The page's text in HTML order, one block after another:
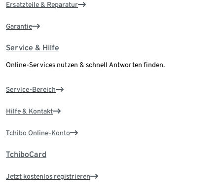
Ersatzteile & Reparatur
Garantie
Service & Hilfe
Online-Services nutzen & schnell Antworten finden.
Service-Bereich
Hilfe & Kontakt
Tchibo Online-Konto
TchiboCard
Jetzt kostenlos registrieren